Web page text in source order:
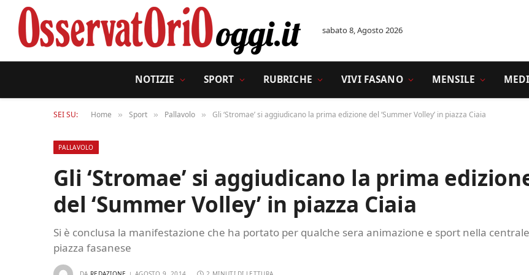
sabato 8, Agosto 2026
NOTIZIE SPORT RUBRICHE VIVI FASANO MENSILE
SEI SU: Home » Sport » Pallavolo » Gli ‘Stromae’ si aggiudicano la prima edizione del ‘Summer Volley’ in piazza Ciaia
PALLAVOLO
Gli ‘Stromae’ si aggiudicano la prima
del ‘Summer Volley’ in piazza Ciaia
Si è conclusa la manifestazione che ha portato per qualche sera animazione e sport nella centrale
piazza fasanese